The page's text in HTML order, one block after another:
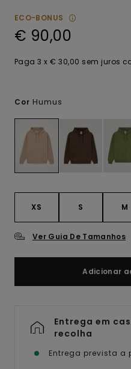
ECO-BONUS
€ 90,00
Paga 3 x € 30,00 sem juros
Cor Humus
XS S M
Ver Guia De Tamanhos
Adicionar
Entrega em
recolha
Entrega prevista a